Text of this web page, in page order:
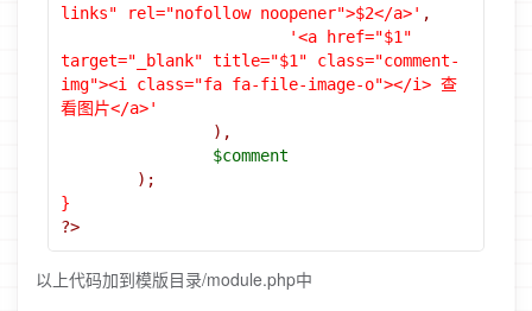
links" rel="nofollow noopener">$2</a>' ,
'<a href="$1"
target="_blank" title="$1" class="comment-
img"><i class="fa fa-file-image-o"></i> 查
看图片</a>'
),
$comment
);
}
?>
以上代码加到模版目录/module.php中